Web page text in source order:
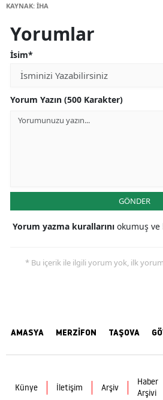
KAYNAK: İHA
Yorumlar
İsim*
Yorum Yazın (500 Karakter)
GÖNDER
Yorum yazma kurallarını okumuş ve
* Bu içerik ile ilgili yorum yok, ilk
AMASYA MERZİFON TAŞOVA
Künye İletişim Arşiv
Haber
Arşivi